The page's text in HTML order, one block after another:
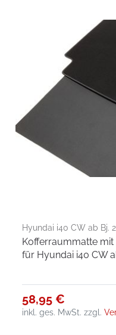
Hyundai i40 CW ab Bj.
Kofferraummatte
für Hyundai i40 CW
58,95 €
inkl. ges. MwSt. zzgl.